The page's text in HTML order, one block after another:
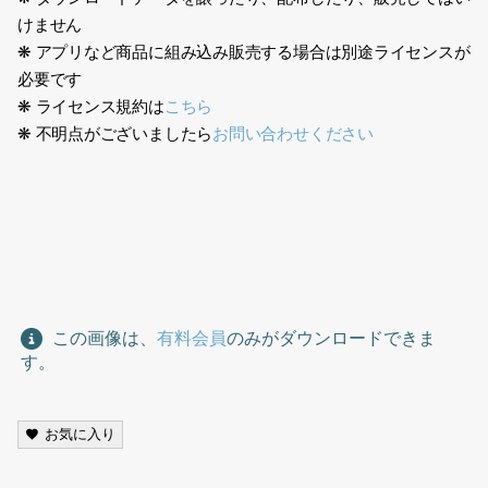
けません
❋ アプリなど商品に組み込み販売する場合は別途ライセンスが
必要です
❋ ライセンス規約はこちら
❋ 不明点がございましたらお問い合わせください
この画像は、 有料会員のみがダウンロードできま
す。
お気に入り